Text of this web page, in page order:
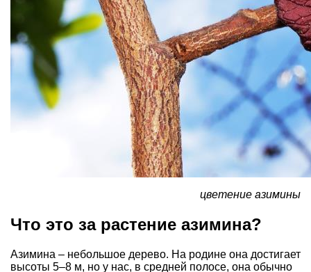
цветение азимины
Что это за растение азимина?
Азимина – небольшое дерево. На родине она достигает
высоты 5–8 м, но у нас, в средней полосе, она обычно